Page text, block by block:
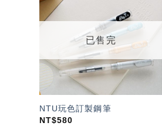
望輕
單」
已售完
NTU玩色訂製鋼筆
NT$580